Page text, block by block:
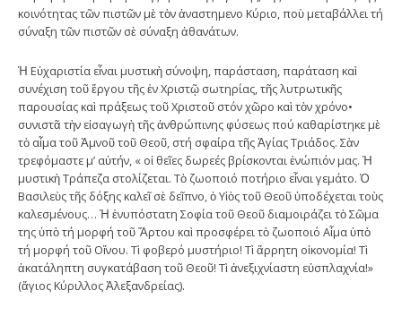
κοινότητας τῶν πιστῶν μὲ τὸν ἀναστημενο Κύριο, ποὺ μεταβάλλει τή
σύναξη τῶν πιστῶν σὲ σύναξη ἀθανάτων.
Ἡ Εὐχαριστία εἶναι μυστικὴ σύνοψη, παράσταση, παράταση καὶ
συνέχιση τοῦ ἔργου τῆς ἐν Χριστῷ σωτηρίας, τῆς λυτρωτικῆς
παρουσίας καὶ πράξεως τοῦ Χριστοῦ στόν χῶρο καὶ τὸν χρόνο•
συνιστᾶ τὴν εἰσαγωγὴ τῆς ἀνθρώπινης φύσεως πού καθαρίστηκε μὲ
τὸ αἷμα τοῦ Ἀμνοῦ τοῦ Θεοῦ, στή σφαίρα τῆς Ἁγίας Τριάδος. Σὰν
τρεφόμαστε μ’ αὐτήν, « οἱ θεῖες δωρεές βρίσκονται ἐνώπιόν μας. Ἡ
μυστικὴ Τράπεζα στολίζεται. Τὸ ζωοποιό ποτήριο εἶναι γεμάτο. Ὁ
Βασιλεὺς τῆς δόξης καλεῖ σὲ δεῖπνο, ὁ Υἱὸς τοῦ Θεοῦ ὑποδέχεται τοὺς
καλεσμένους… Ἡ ἐνυπόστατη Σοφία τοῦ Θεοῦ διαμοιράζει τὸ Σῶμα
της ὑπὸ τή μορφή τοῦ Ἄρτου καὶ προσφέρει τὸ ζωοποιό Αἷμα ὑπὸ
τή μορφή τοῦ Οἴνου. Τὶ φοβερό μυστήριο! Τὶ ἄρρητη οἰκονομία! Τὶ
ἀκατάληπτη συγκατάβαση τοῦ Θεοῦ! Τὶ ἀνεξιχνίαστη εὐσπλαχνία!»
(ἅγιος Κύριλλος Ἀλεξανδρείας).